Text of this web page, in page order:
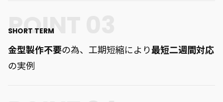
SHORT TERM
金型製作不要の為、工期短縮により最短二週間対応
の実例